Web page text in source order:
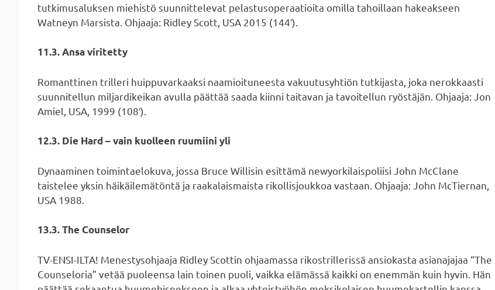
tutkimusaluksen miehistö suunnittelevat pelastusoperaatioita omilla tahoillaan hakeakseen
Watneyn Marsista. Ohjaaja: Ridley Scott, USA 2015 (144′).
11.3. Ansa viritetty
Romanttinen trilleri huippuvarkaaksi naamioituneesta vakuutusyhtiön tutkijasta, joka nerokkaasti
suunnitellun miljardikeikan avulla päättää saada kiinni taitavan ja tavoitellun ryöstäjän. Ohjaaja: Jon
Amiel, USA, 1999 (108′).
12.3. Die Hard – vain kuolleen ruumiini yli
Dynaaminen toimintaelokuva, jossa Bruce Willisin esittämä newyorkilaispoliisi John McClane
taistelee yksin häikäilemätöntä ja raakalaismaista rikollisjoukkoa vastaan. Ohjaaja: John McTiernan,
USA 1988.
13.3. The Counselor
TV-ENSI-ILTA! Menestysohjaaja Ridley Scottin ohjaamassa rikostrillerissä ansiokasta asianajajaa “The
Counseloria” vetää puoleensa lain toinen puoli, vaikka elämässä kaikki on enemmän kuin hyvin. Hän